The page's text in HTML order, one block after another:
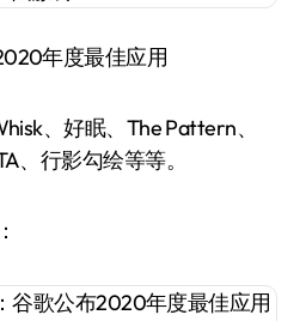
年度最佳应用
、好眠、The Pattern、
、行影勾绘等等。